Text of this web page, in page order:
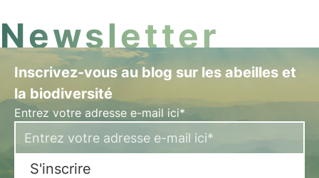
Newsletter
Inscrivez-vous au blog sur les abeilles et
la biodiversité
Entrez votre adresse e-mail ici*
S'inscrire